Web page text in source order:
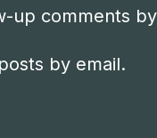
up comments
by email.